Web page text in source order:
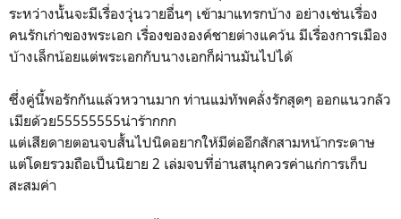
ระหว่างนั้นจะมีเรื่องวุ่นวายอื่นๆ เข้ามาแทรกบ้าง อย่างเช่นเรื่อง
คนรักเก่าของพระเอก เรื่องขององค์ชายต่างแคว้น มีเรื่องการเมือง
บ้างเล็กน้อยแต่พระเอกกับนางเอกก็ผ่านมันไปได้
ซึ่งคู่นี้พอรักกันแล้วหวานมาก ท่านแม่ทัพคลั่งรักสุดๆ ออกแนวกลัว
เมียด้วย55555555น่าร้ากกก
แต่เสียดายตอนจบสั้นไปนิดอยากให้มีต่ออีกสักสามหน้ากระดาษ
แต่โดยรวมถือเป็นนิยาย 2 เล่มจบที่อ่านสนุกควรค่าแก่การเก็บ
สะสมค่า